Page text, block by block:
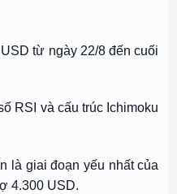
từ ngày 22/8 đến cuối
RSI và cấu trúc Ichimoku
là giai đoạn yếu nhất của
4.300 USD.